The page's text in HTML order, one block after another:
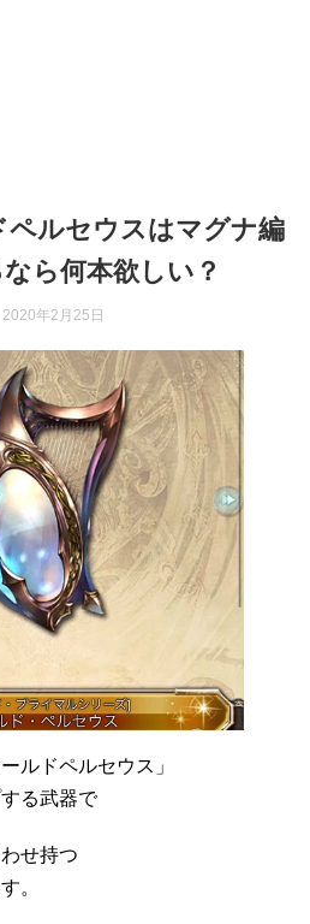
ペルセウスはマグナ編
ら何本欲しい？
2020年2月25日
ルドペルセウス」
る武器で
せ持つ
。